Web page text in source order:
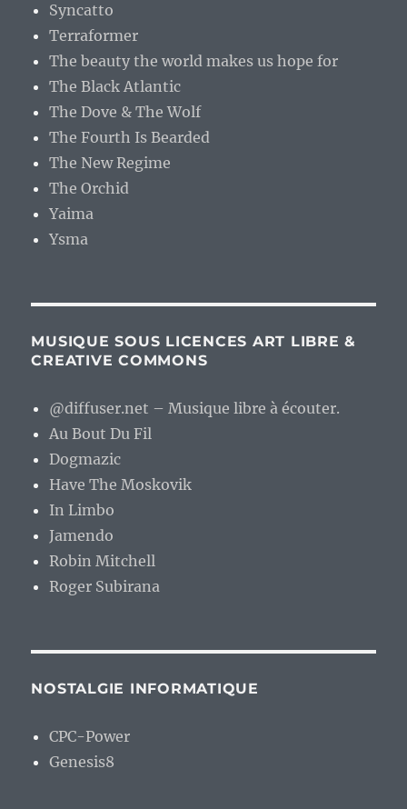
Syncatto
Terraformer
The beauty the world makes us hope for
The Black Atlantic
The Dove & The Wolf
The Fourth Is Bearded
The New Regime
The Orchid
Yaima
Ysma
MUSIQUE SOUS LICENCES ART LIBRE &
CREATIVE COMMONS
@diffuser.net – Musique libre à écouter.
Au Bout Du Fil
Dogmazic
Have The Moskovik
In Limbo
Jamendo
Robin Mitchell
Roger Subirana
NOSTALGIE INFORMATIQUE
CPC-Power
Genesis8